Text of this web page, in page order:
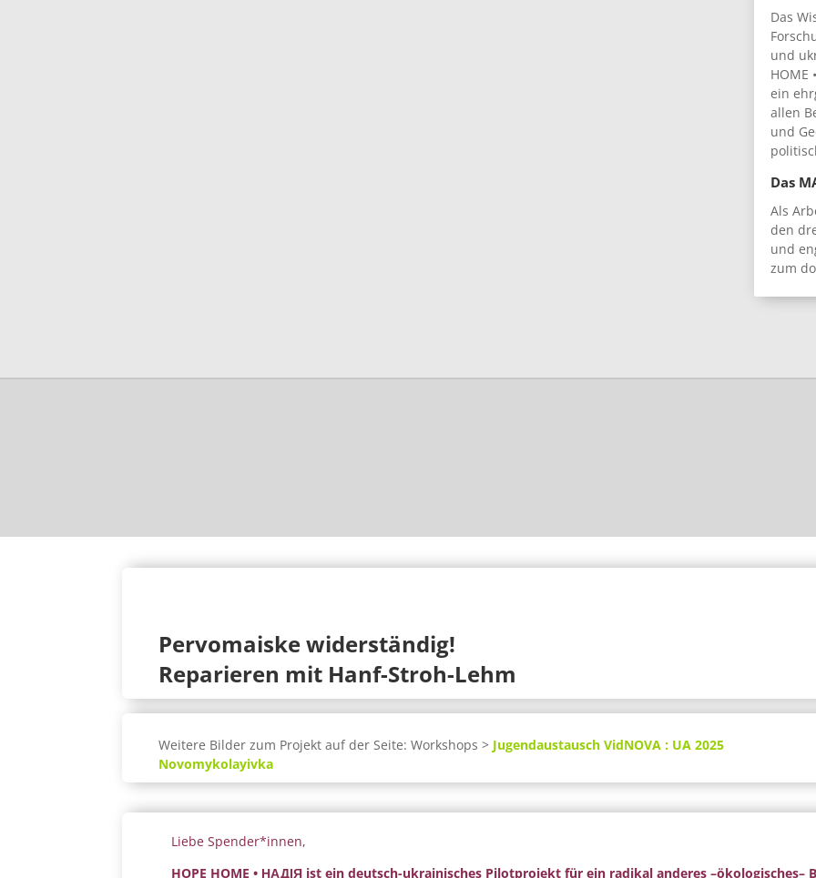
Das
und
HOME
ein
allen
und
Das
Als
den
und
zum
Pervomaiske widerständig!
Reparieren mit Hanf-Stroh-Lehm
Weitere Bilder zum Projekt auf der Seite: Workshops >Jugendaustausch VidNOVA : UA 2025
Novomykolayivka
Liebe Spender*innen,
HOPE HOME • НАДІЯ ist ein deutsch-ukrainisches Pilotprojekt für ein radikal anderes –ökologisches–